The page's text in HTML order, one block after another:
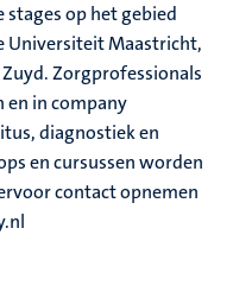
op het gebied
Universiteit Maastricht,
Zuyd. Zorgprofessionals
en in company
diagnostiek en
en cursussen worden
contact opnemen